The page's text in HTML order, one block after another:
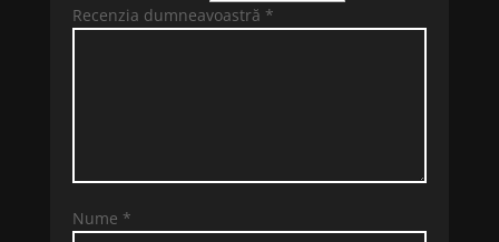
Recenzia dumneavoastră *
Nume *